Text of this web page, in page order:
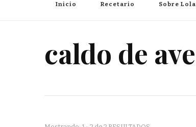
Inicio Recetario Sobre Lola
caldo de ave